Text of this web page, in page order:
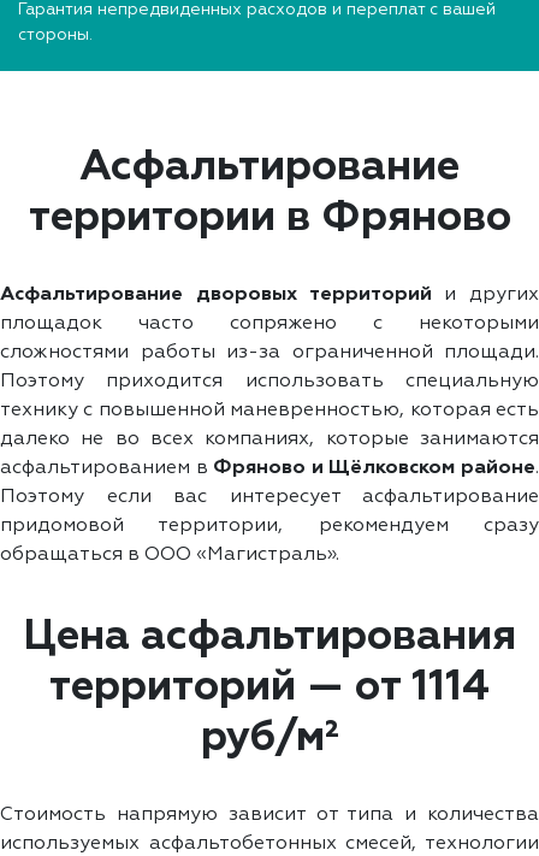
Гарантия непредвиденных расходов и переплат с вашей
стороны.
Асфальтирование
территории в Фряново
Асфальтирование дворовых территорий и других
площадок часто сопряжено с некоторыми
сложностями работы из-за ограниченной площади.
Поэтому приходится использовать специальную
технику с повышенной маневренностью, которая есть
далеко не во всех компаниях, которые занимаются
асфальтированием в Фряново и Щёлковском районе.
Поэтому если вас интересует асфальтирование
придомовой территории, рекомендуем сразу
обращаться в ООО «Магистраль».
Цена асфальтирования
территорий — от 1114
руб/м²
Стоимость напрямую зависит от типа и количества
используемых асфальтобетонных смесей, технологии